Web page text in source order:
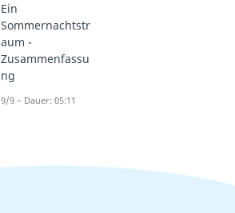
Ein
Sommernachtstr
aum -
Zusammenfassu
ng
9/9 – Dauer: 05:11